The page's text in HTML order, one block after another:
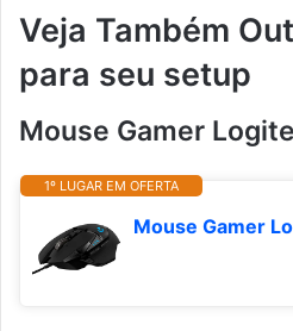
Veja Também
para seu setup
Mouse Gamer
1º LUGAR EM OFERTA